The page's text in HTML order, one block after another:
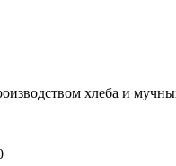
хлеба и мучных